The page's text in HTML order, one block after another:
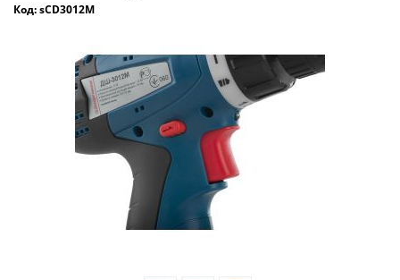
Код: sCD3012M